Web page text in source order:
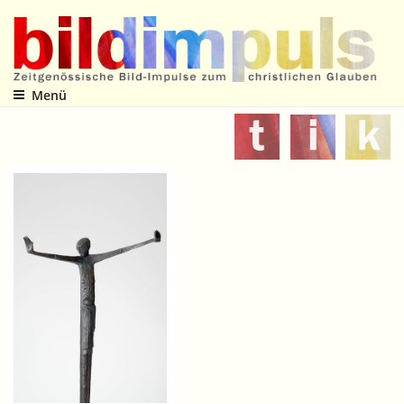
Inhalt
springen
Zeitgenössische Bild-Impulse zum christlichen Glauben
Menü